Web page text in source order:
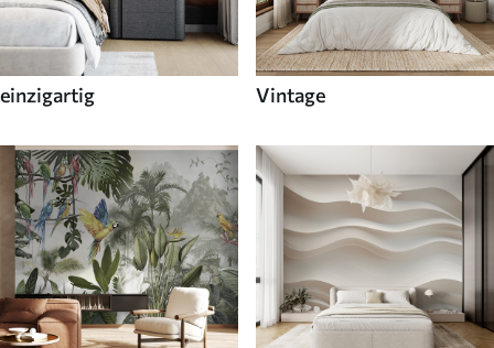
einzigartig Vintage